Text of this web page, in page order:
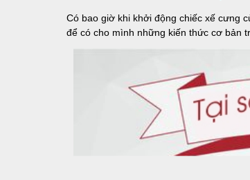
Có bao giờ khi khởi động chiếc xế cưng
để có cho mình những kiến thức cơ bản